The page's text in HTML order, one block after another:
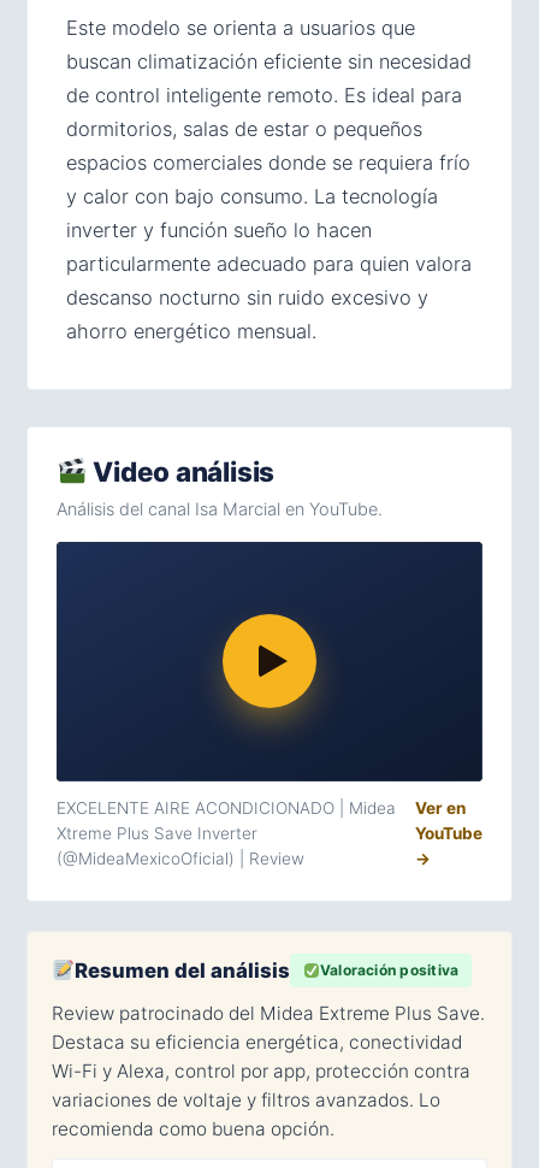
Este modelo se orienta a usuarios que
buscan climatización eficiente sin necesidad
de control inteligente remoto. Es ideal para
dormitorios, salas de estar o pequeños
espacios comerciales donde se requiera frío
y calor con bajo consumo. La tecnología
inverter y función sueño lo hacen
particularmente adecuado para quien valora
descanso nocturno sin ruido excesivo y
ahorro energético mensual.
Video análisis
Análisis del canal Isa Marcial en YouTube.
EXCELENTE AIRE ACONDICIONADO | Midea
Xtreme Plus Save Inverter
(@MideaMexicoOficial) | Review
Ver en
YouTube
→
Resumen del análisis Valoración positiva
Review patrocinado del Midea Extreme Plus Save.
Destaca su eficiencia energética, conectividad
Wi-Fi y Alexa, control por app, protección contra
variaciones de voltaje y filtros avanzados. Lo
recomienda como buena opción.